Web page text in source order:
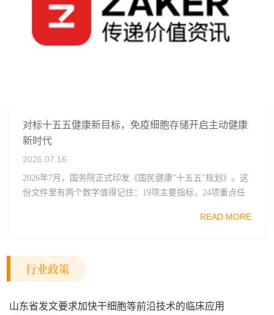
对标十五五健康新目标，免疫细胞存储开启主动健康
新时代
2026.07.16
2026年7月，国务院正式印发《国民健康"十五五"规划》。这
份文件里有两个数字值得记住：19项主要指标，24项重点任
READ MORE
行业政策
山东省发文要求加快干细胞等前沿技术的临床应用